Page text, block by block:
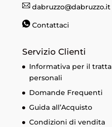
dabruzzo@dabruzzo.it
Contattaci
Servizio Clienti
Informativa per il
personali
Domande Frequenti
Guida all’Acquisto
Condizioni di vendita